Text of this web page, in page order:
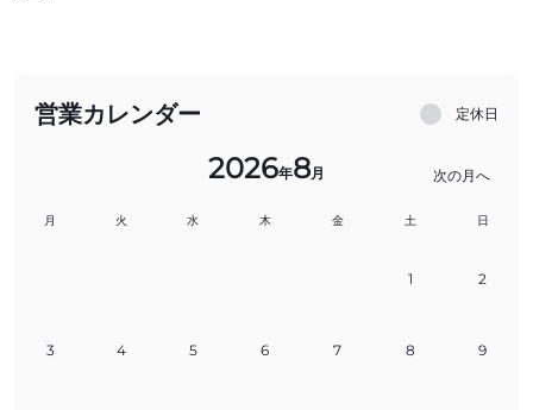
営業カレンダー 定休日
2026年8月 次の月へ
月 火 水 木 金 土 日
1 2
3 4 5 6 7 8 9